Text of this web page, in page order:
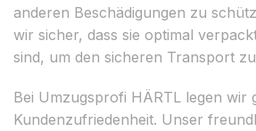
anderen Beschädigungen zu
wir sicher, dass sie optimal
sind, um den sicheren Transport
Bei Umzugsprofi HÄRTL legen wir
Kundenzufriedenheit. Unser